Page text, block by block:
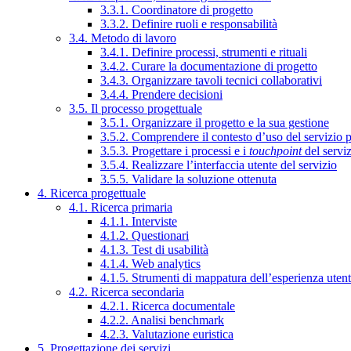
3.3.1. Coordinatore di progetto
3.3.2. Definire ruoli e responsabilità
3.4. Metodo di lavoro
3.4.1. Definire processi, strumenti e rituali
3.4.2. Curare la documentazione di progetto
3.4.3. Organizzare tavoli tecnici collaborativi
3.4.4. Prendere decisioni
3.5. Il processo progettuale
3.5.1. Organizzare il progetto e la sua gestione
3.5.2. Comprendere il contesto d’uso del servizio
3.5.3. Progettare i processi e i touchpointdel
3.5.4. Realizzare l’interfaccia utente del servizio
3.5.5. Validare la soluzione ottenuta
4. Ricerca progettuale
4.1. Ricerca primaria
4.1.1. Interviste
4.1.2. Questionari
4.1.3. Test di usabilità
4.1.4. Web analytics
4.1.5. Strumenti di mappatura dell’esperienza
4.2. Ricerca secondaria
4.2.1. Ricerca documentale
4.2.2. Analisi benchmark
4.2.3. Valutazione euristica
5. Progettazione dei servizi